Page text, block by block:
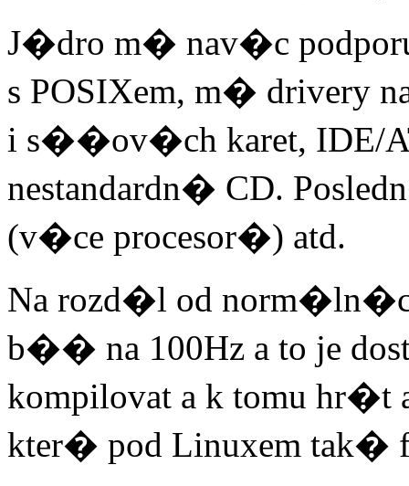
J�dro m� nav�c
s POSIXem, m� drivery
i s��ov�ch karet, IDE/
nestandardn� CD.
(v�ce procesor�) atd.
Na rozd�l od
b�� na 100Hz a to je
kompilovat a k tomu
kter� pod Linuxem tak�